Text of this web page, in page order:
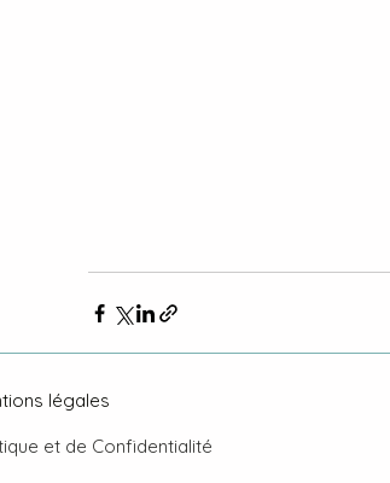
légales
et de Confidentialité